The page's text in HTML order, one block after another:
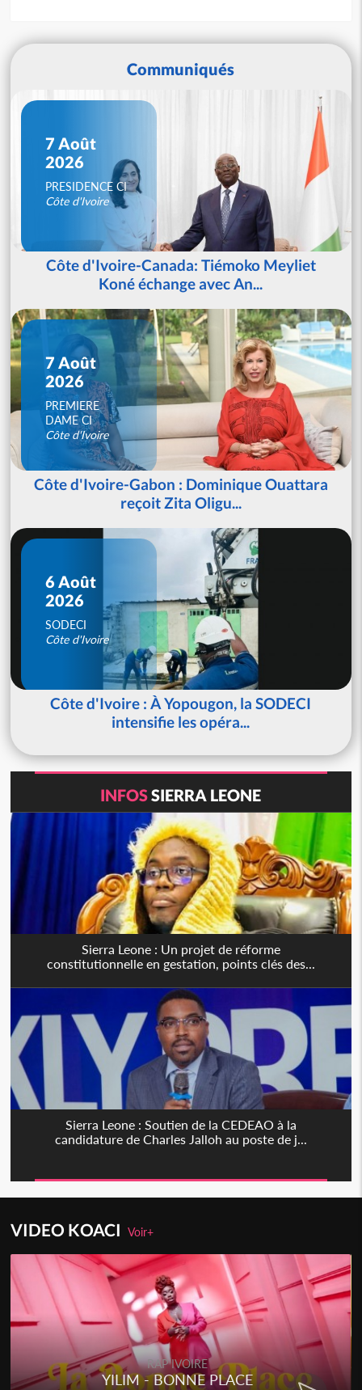
Communiqués
7 Août
2026
PRESIDENCE CI
Côte d'Ivoire
Côte d'Ivoire-Canada: Tiémoko Meyliet
Koné échange avec An...
7 Août
2026
PREMIERE
DAME CI
Côte d'Ivoire
Côte d'Ivoire-Gabon : Dominique Ouattara
reçoit Zita Oligu...
6 Août
2026
SODECI
Côte d'Ivoire
Côte d'Ivoire : À Yopougon, la SODECI
intensifie les opéra...
INFOSSIERRA LEONE
Sierra Leone : Un projet de réforme
constitutionnelle en gestation, points clés des...
Sierra Leone : Soutien de la CEDEAO à la
candidature de Charles Jalloh au poste de j...
VIDEO KOACIVoir+
RAP IVOIRE
YILIM - BONNE PLACE